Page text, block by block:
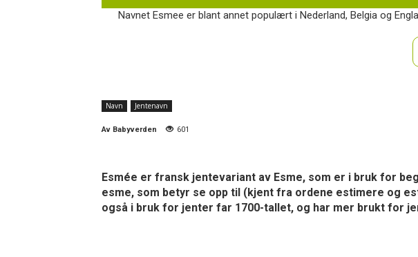
Navnet Esmee er blant annet populært i Nederland, Belgia og
Navn Jentenavn
Av Babyverden 601
Esmée er fransk jentevariant av Esme, som er i bruk for
esme, som betyr se opp til (kjent fra ordene estimere og
også i bruk for jenter far 1700-tallet, og har mer brukt for